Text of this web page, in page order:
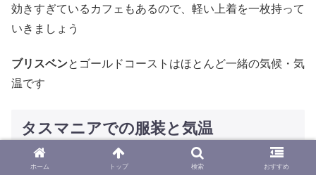
効きすぎているカフェもあるので、軽い上着を一枚持って
いきましょう
ブリスベンとゴールドコーストはほとんど一緒の気候・気
温です
タスマニアでの服装と気温
ホーム トップ 検索 おすすめ